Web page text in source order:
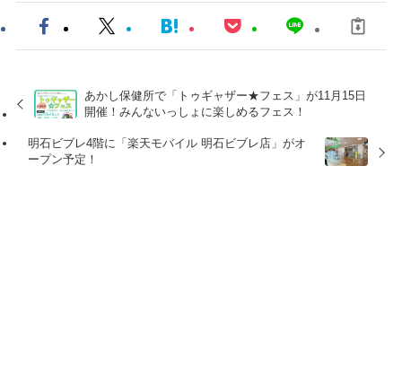
あかし保健所で「トゥギャザー★フェス」が11月15日
開催！みんないっしょに楽しめるフェス！
明石ビブレ4階に「楽天モバイル 明石ビブレ店」がオ
ープン予定！